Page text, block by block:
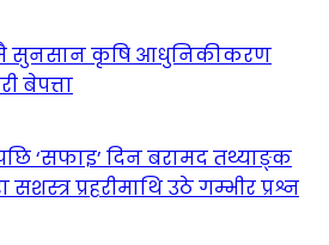
सुनसान कृषि आधुनिकीकरण
बेपत्ता
‘सफाइ’ दिन बरामद तथ्याङ्क
प्रहरीमाथि उठे गम्भीर प्रश्न